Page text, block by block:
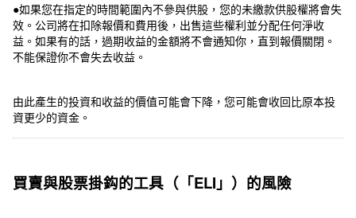
●如果您在指定的時間範圍內不參與供股，您的未繳款供股權將會失
效。公司將在扣除報價和費用後，出售這些權利並分配任何淨收
益。如果有的話，過期收益的金額將不會通知你，直到報價關閉。
不能保證你不會失去收益。
由此產生的投資和收益的價值可能會下降，您可能會收回比原本投
資更少的資金。
買賣與股票掛鈎的工具（「ELI」）的風險